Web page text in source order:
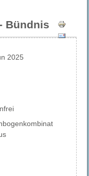
Bündnis
2025